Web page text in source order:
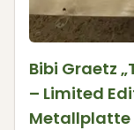
Bibi Graetz
– Limited
Metallplatte